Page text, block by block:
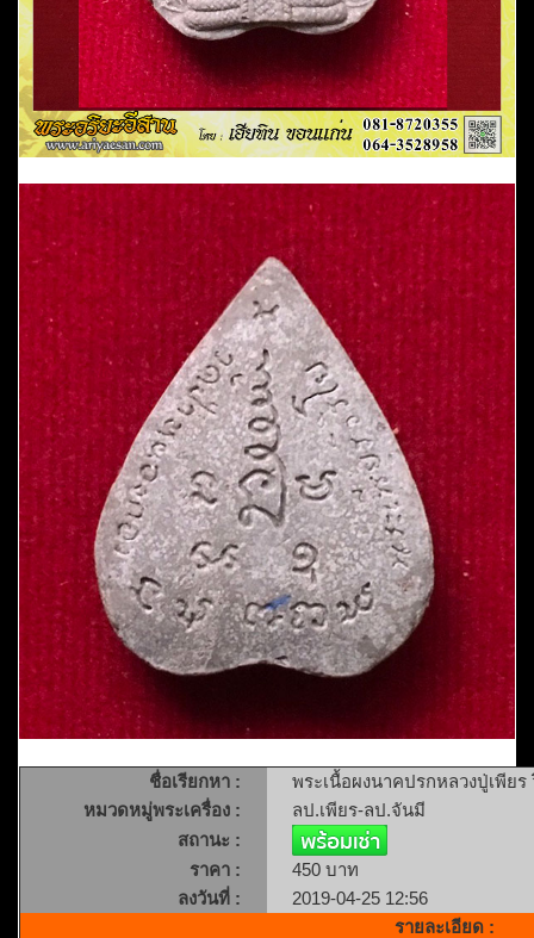
ชื่อเรียกหา :
พระเนื้อผงนาคปรกหลวงปู่เพีย
หมวดหมู่พระเครื่อง :
ลป.เพียร-ลป.จันมี
สถานะ :
ราคา :
450 บาท
ลงวันที่ :
2019-04-25 12:56
รายละเอียด :